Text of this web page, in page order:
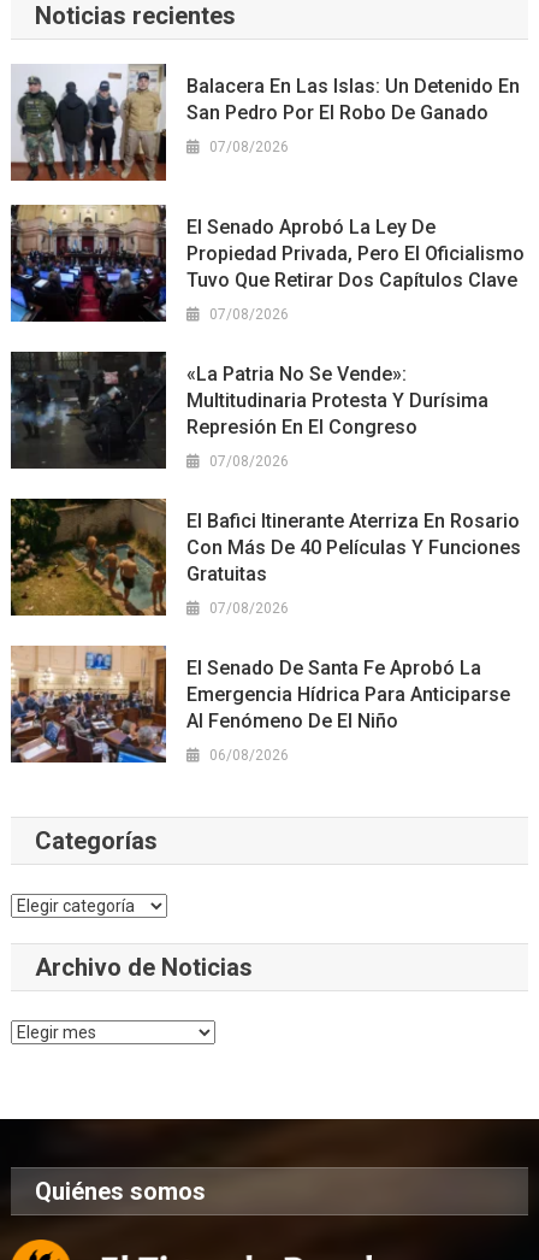
Noticias recientes
Balacera En Las Islas: Un Detenido En
San Pedro Por El Robo De Ganado
07/08/2026
El Senado Aprobó La Ley De
Propiedad Privada, Pero El Oficialismo
Tuvo Que Retirar Dos Capítulos Clave
07/08/2026
«La Patria No Se Vende»:
Multitudinaria Protesta Y Durísima
Represión En El Congreso
07/08/2026
El Bafici Itinerante Aterriza En Rosario
Con Más De 40 Películas Y Funciones
Gratuitas
07/08/2026
El Senado De Santa Fe Aprobó La
Emergencia Hídrica Para Anticiparse
Al Fenómeno De El Niño
06/08/2026
Categorías
Categorías
Archivo de Noticias
Archivo
Quiénes somos